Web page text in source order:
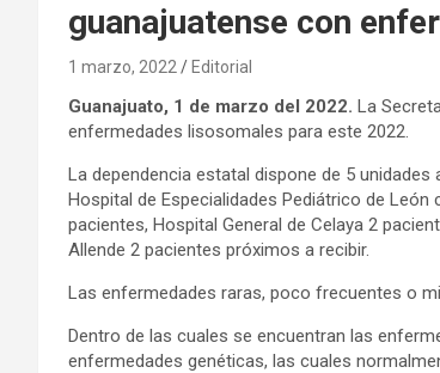
guanajuatense con
1 marzo, 2022 Editorial
Guanajuato, 1 de marzo del 2022. La
enfermedades lisosomales para este 2022.
La dependencia estatal dispone de 5
Hospital de Especialidades Pediátrico de
pacientes, Hospital General de Celaya 2
Allende 2 pacientes próximos a recibir.
Las enfermedades raras, poco frecuentes o
Dentro de las cuales se encuentran las
enfermedades genéticas, las cuales